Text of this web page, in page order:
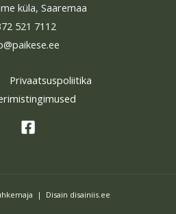
küla, Saaremaa
521 7112
Privaatsuspoliitika
| Disain disainiis.ee